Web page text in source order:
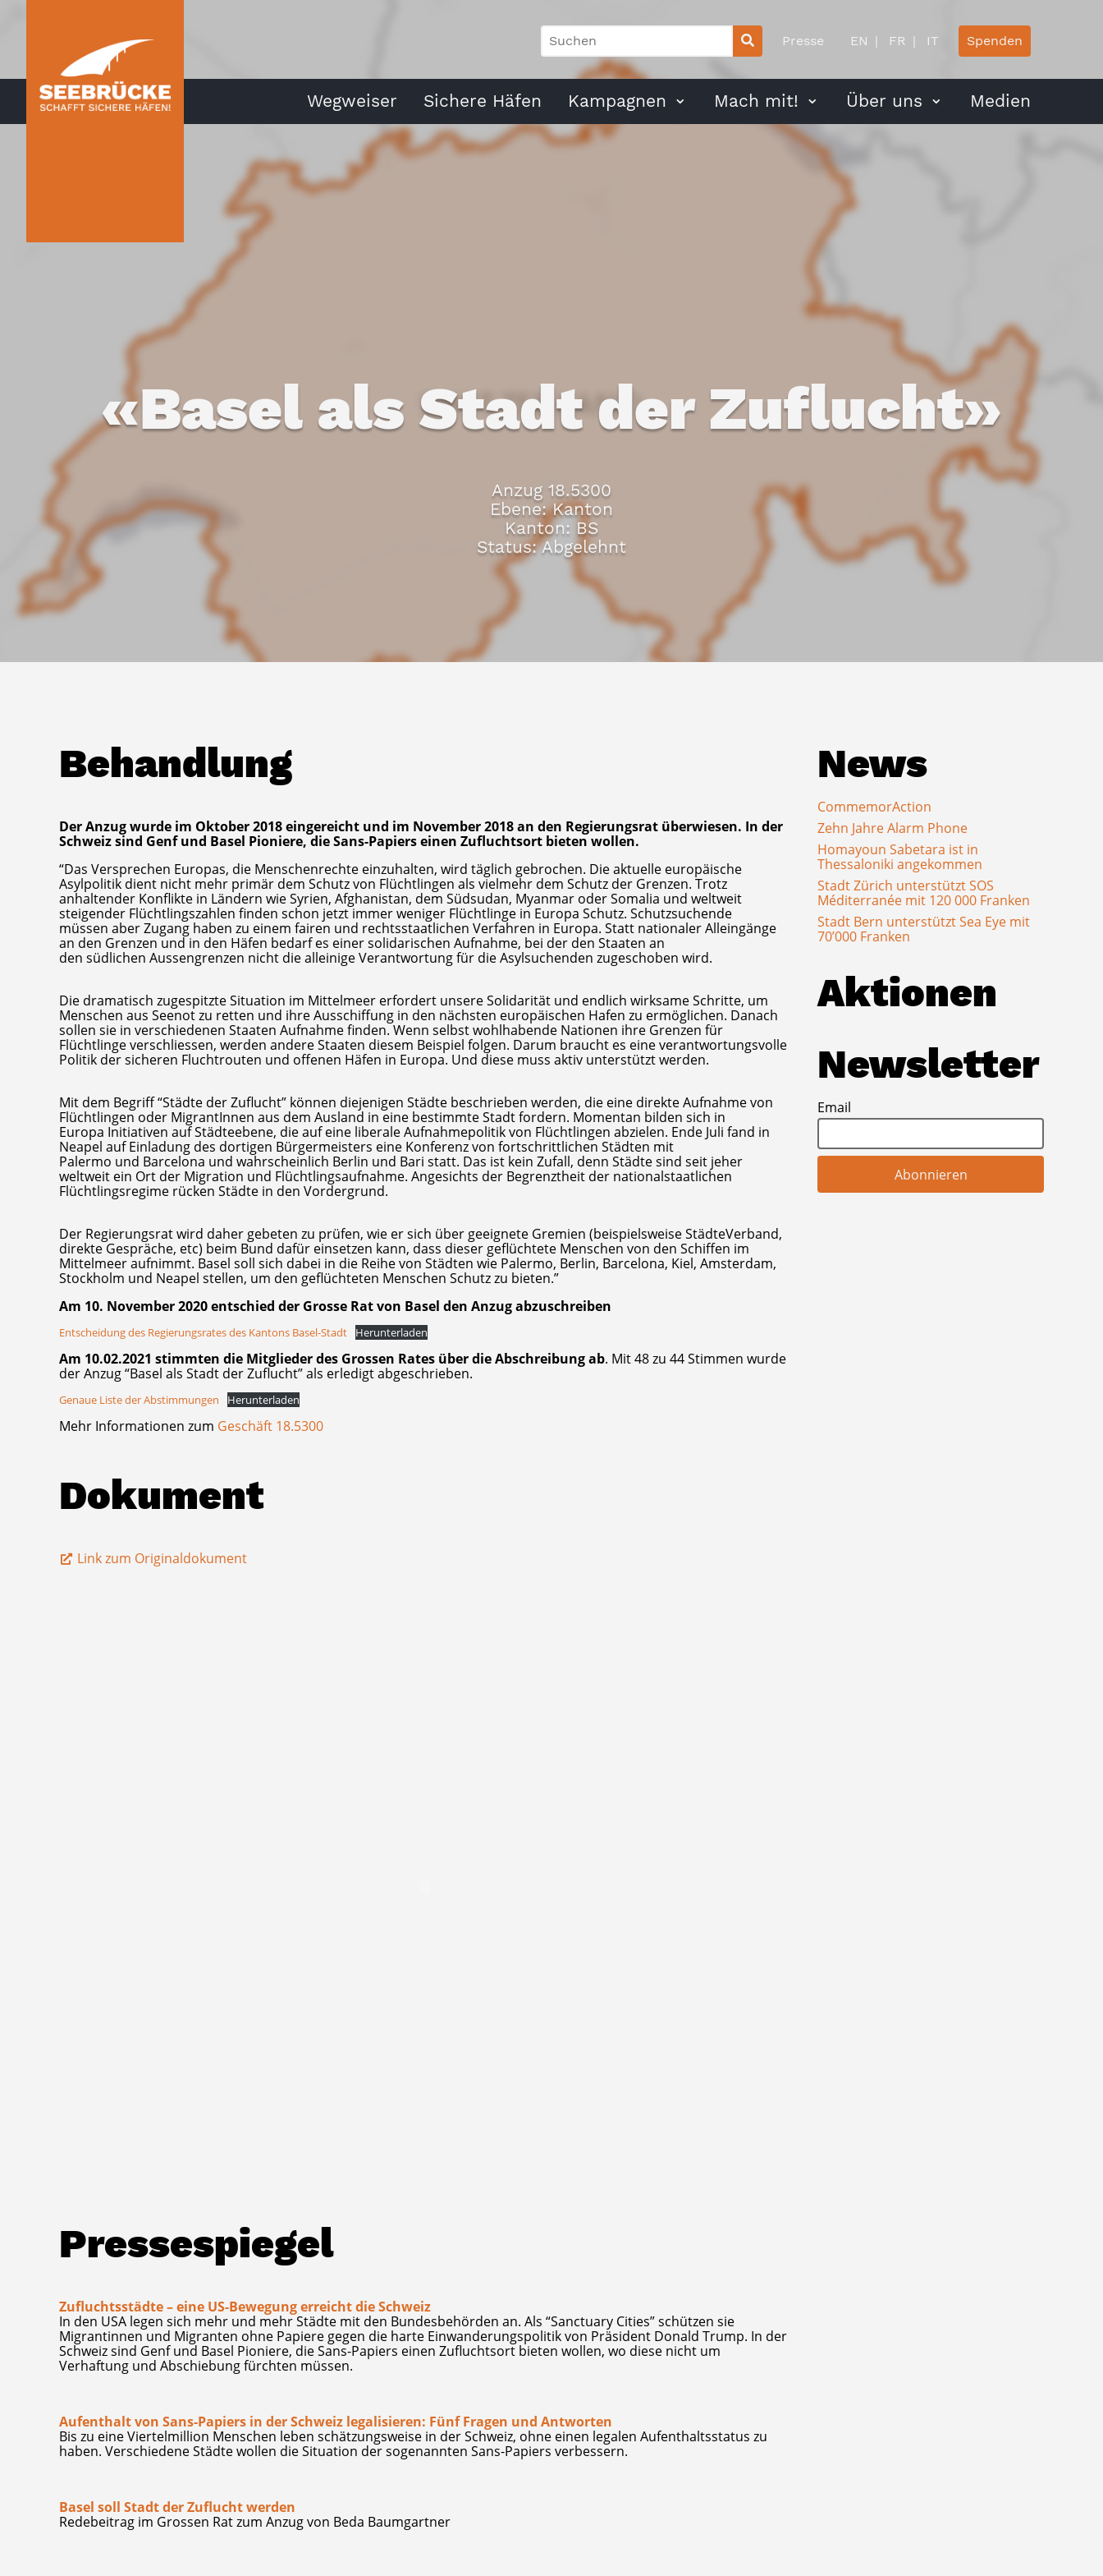
Wegweiser Sichere Häfen Kampagnen Mach mit! Über uns Medien
Presse EN FR IT Spenden
«Basel als Stadt der Zuflucht»
Anzug 18.5300
Ebene: Kanton
Kanton: BS
Status: Abgelehnt
Behandlung
Der Anzug wurde im Oktober 2018 eingereicht und im November 2018 an den Regierungsrat überwiesen. In der
Schweiz sind Genf und Basel Pioniere, die Sans-Papiers einen Zufluchtsort bieten wollen.
“Das Versprechen Europas, die Menschenrechte einzuhalten, wird täglich gebrochen. Die aktuelle europäische
Asylpolitik dient nicht mehr primär dem Schutz von Flüchtlingen als vielmehr dem Schutz der Grenzen. Trotz
anhaltender Konflikte in Ländern wie Syrien, Afghanistan, dem Südsudan, Myanmar oder Somalia und weltweit
steigender Flüchtlingszahlen finden schon jetzt immer weniger Flüchtlinge in Europa Schutz. Schutzsuchende
müssen aber Zugang haben zu einem fairen und rechtsstaatlichen Verfahren in Europa. Statt nationaler Alleingänge
an den Grenzen und in den Häfen bedarf es einer solidarischen Aufnahme, bei der den Staaten an
den südlichen Aussengrenzen nicht die alleinige Verantwortung für die Asylsuchenden zugeschoben wird.
Die dramatisch zugespitzte Situation im Mittelmeer erfordert unsere Solidarität und endlich wirksame Schritte, um
Menschen aus Seenot zu retten und ihre Ausschiffung in den nächsten europäischen Hafen zu ermöglichen. Danach
sollen sie in verschiedenen Staaten Aufnahme finden. Wenn selbst wohlhabende Nationen ihre Grenzen für
Flüchtlinge verschliessen, werden andere Staaten diesem Beispiel folgen. Darum braucht es eine verantwortungsvolle
Politik der sicheren Fluchtrouten und offenen Häfen in Europa. Und diese muss aktiv unterstützt werden.
Mit dem Begriff “Städte der Zuflucht” können diejenigen Städte beschrieben werden, die eine direkte Aufnahme von
Flüchtlingen oder MigrantInnen aus dem Ausland in eine bestimmte Stadt fordern. Momentan bilden sich in
Europa Initiativen auf Städteebene, die auf eine liberale Aufnahmepolitik von Flüchtlingen abzielen. Ende Juli fand in
Neapel auf Einladung des dortigen Bürgermeisters eine Konferenz von fortschrittlichen Städten mit
Palermo und Barcelona und wahrscheinlich Berlin und Bari statt. Das ist kein Zufall, denn Städte sind seit jeher
weltweit ein Ort der Migration und Flüchtlingsaufnahme. Angesichts der Begrenztheit der nationalstaatlichen
Flüchtlingsregime rücken Städte in den Vordergrund.
Der Regierungsrat wird daher gebeten zu prüfen, wie er sich über geeignete Gremien (beispielsweise StädteVerband,
direkte Gespräche, etc) beim Bund dafür einsetzen kann, dass dieser geflüchtete Menschen von den Schiffen im
Mittelmeer aufnimmt. Basel soll sich dabei in die Reihe von Städten wie Palermo, Berlin, Barcelona, Kiel, Amsterdam,
Stockholm und Neapel stellen, um den geflüchteten Menschen Schutz zu bieten.”
Am 10. November 2020 entschied der Grosse Rat von Basel den Anzug abzuschreiben
Entscheidung des Regierungsrates des Kantons Basel-Stadt Herunterladen
Am 10.02.2021 stimmten die Mitglieder des Grossen Rates über die Abschreibung ab. Mit 48 zu 44 Stimmen wurde
der Anzug “Basel als Stadt der Zuflucht” als erledigt abgeschrieben.
Genaue Liste der Abstimmungen Herunterladen
Mehr Informationen zum Geschäft 18.5300
Dokument
Link zum Originaldokument
Pressespiegel
Zufluchtsstädte – eine US-Bewegung erreicht die Schweiz
In den USA legen sich mehr und mehr Städte mit den Bundesbehörden an. Als “Sanctuary Cities” schützen sie
Migrantinnen und Migranten ohne Papiere gegen die harte Einwanderungspolitik von Präsident Donald Trump. In der
Schweiz sind Genf und Basel Pioniere, die Sans-Papiers einen Zufluchtsort bieten wollen, wo diese nicht um
Verhaftung und Abschiebung fürchten müssen.
Aufenthalt von Sans-Papiers in der Schweiz legalisieren: Fünf Fragen und Antworten
Bis zu eine Viertelmillion Menschen leben schätzungsweise in der Schweiz, ohne einen legalen Aufenthaltsstatus zu
haben. Verschiedene Städte wollen die Situation der sogenannten Sans-Papiers verbessern.
Basel soll Stadt der Zuflucht werden
Redebeitrag im Grossen Rat zum Anzug von Beda Baumgartner
News
CommemorAction
Zehn Jahre Alarm Phone
Homayoun Sabetara ist in
Thessaloniki angekommen
Stadt Zürich unterstützt SOS
Méditerranée mit 120 000 Franken
Stadt Bern unterstützt Sea Eye mit
70’000 Franken
Aktionen
Newsletter
Email